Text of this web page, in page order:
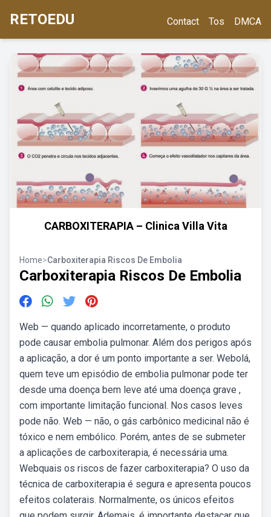
RETOEDU Contact Tos DMCA
CARBOXITERAPIA – Clinica Villa Vita
Home>Carboxiterapia Riscos De Embolia
Carboxiterapia Riscos De Embolia
Web — quando aplicado incorretamente, o produto
pode causar embolia pulmonar. Além dos perigos após
a aplicação, a dor é um ponto importante a ser. Webolá,
quem teve um episódio de embolia pulmonar pode ter
desde uma doença bem leve até uma doença grave ,
com importante limitação funcional. Nos casos leves
pode não. Web — não, o gás carbônico medicinal não é
tóxico e nem embólico. Porém, antes de se submeter
a aplicações de carboxiterapia, é necessária uma.
Webquais os riscos de fazer carboxiterapia? O uso da
técnica de carboxiterapia é segura e apresenta poucos
efeitos colaterais. Normalmente, os únicos efeitos